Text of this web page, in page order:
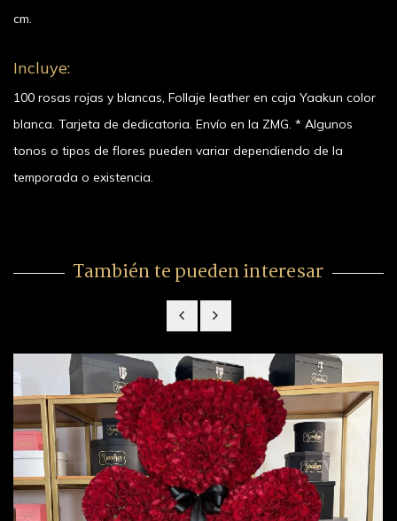
cm.
Incluye:
100 rosas rojas y blancas, Follaje leather en caja Yaakun color
blanca. Tarjeta de dedicatoria. Envío en la ZMG. * Algunos
tonos o tipos de flores pueden variar dependiendo de la
temporada o existencia.
También te pueden interesar